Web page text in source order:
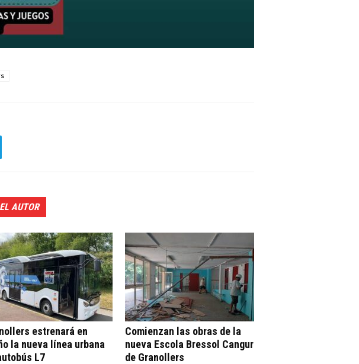
AUTOR
estrenará en
la nueva línea urbana
L7
Comienzan las obras de la
nueva Escola Bressol Cangur
de Granollers